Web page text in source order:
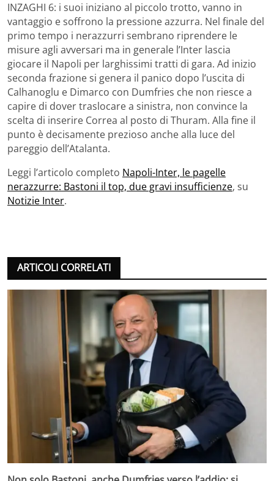
INZAGHI 6: i suoi iniziano al piccolo trotto, vanno in
vantaggio e soffrono la pressione azzurra. Nel finale del
primo tempo i nerazzurri sembrano riprendere le
misure agli avversari ma in generale l’Inter lascia
giocare il Napoli per larghissimi tratti di gara. Ad inizio
seconda frazione si genera il panico dopo l’uscita di
Calhanoglu e Dimarco con Dumfries che non riesce a
capire di dover traslocare a sinistra, non convince la
scelta di inserire Correa al posto di Thuram. Alla fine il
punto è decisamente prezioso anche alla luce del
pareggio dell’Atalanta.
Leggi l’articolo completo Napoli-Inter, le pagelle
nerazzurre: Bastoni il top, due gravi insufficienze, su
Notizie Inter.
ARTICOLI CORRELATI